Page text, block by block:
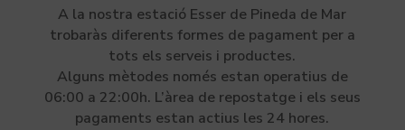
A la nostra estació Esser de Pineda de Mar
trobaràs diferents formes de pagament per a
tots els serveis i productes.
Alguns mètodes només estan operatius de
06:00 a 22:00h. L’àrea de repostatge i els seus
pagaments estan actius les 24 hores.